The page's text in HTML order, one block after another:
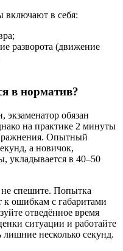
включают в себя:
разворота (движение
в норматив?
обязан
на практике 2 минуты
Опытный
а новичок,
укладывается в 40–50
спешите. Попытка
к ошибкам с габаритами
отведённое время
ситуации и работайте
лишние несколько секунд.